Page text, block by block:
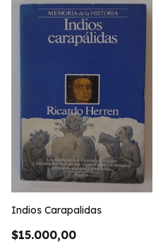
Indios Carapalidas
$15.000,00